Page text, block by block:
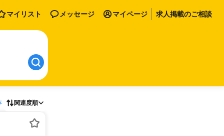
マイリスト メッセージ マイページ 求人掲載のご相談
関連度順